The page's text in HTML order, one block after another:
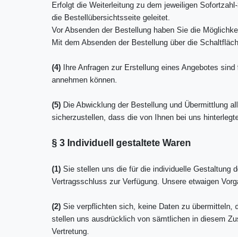
Erfolgt die Weiterleitung zu dem jeweiligen
die Bestellübersichtsseite geleitet.
Vor Absenden der Bestellung haben Sie die
Mit dem Absenden der Bestellung über die
(4) Ihre Anfragen zur Erstellung eines Angebotes
annehmen können.
(5) Die Abwicklung der Bestellung und Übermittlung
sicherzustellen, dass die von Ihnen bei uns
§ 3 Individuell gestaltete Waren
(1) Sie stellen uns die für die individuelle Gestaltung
Vertragsschluss zur Verfügung. Unsere etwaigen
(2) Sie verpflichten sich, keine Daten zu übermitteln,
stellen uns ausdrücklich von sämtlichen in diesem
Vertretung.